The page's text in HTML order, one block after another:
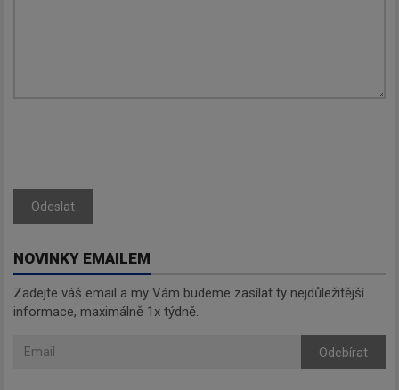
Odeslat
NOVINKY EMAILEM
Zadejte váš email a my Vám budeme zasílat ty nejdůležitější
informace, maximálně 1x týdně.
Odebírat